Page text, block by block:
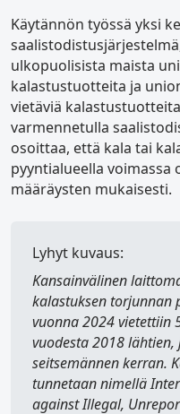
Käytännön työssä yksi
ulkopuolisista maista
kalastustuotteita ja
vietäviä
varmennetulla
osoittaa, että kala tai
pyyntialueella voimassa
määräysten mukaisesti.
Lyhyt kuvaus:
Kansainvälinen
kalastuksen torjunnan
vuonna 2024 vietettiin
vuodesta 2018
seitsemännen kerran.
tunnetaan nimellä
against Illegal,